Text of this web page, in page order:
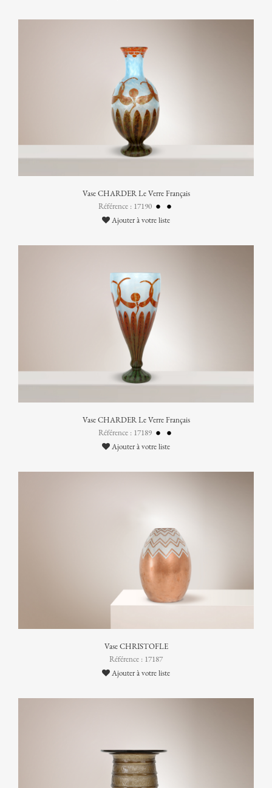
Vase CHARDER Le Verre Français
Référence : 17190
Ajouter à votre liste
Vase CHARDER Le Verre Français
Référence : 17189
Ajouter à votre liste
Vase CHRISTOFLE
Référence : 17187
Ajouter à votre liste